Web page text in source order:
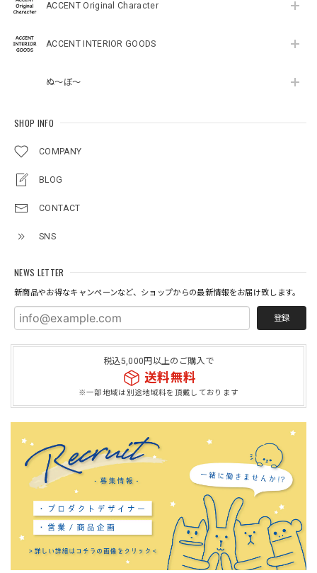
ACCENT Original Character
ACCENT INTERIOR GOODS
ぬ～ぼ～
SHOP INFO
COMPANY
BLOG
CONTACT
SNS
NEWS LETTER
新商品やお得なキャンペーンなど、ショップからの最新情報をお届け致します。
登録
税込5,000円以上のご購入で
送料無料
※一部地域は別途地域料を頂戴しております